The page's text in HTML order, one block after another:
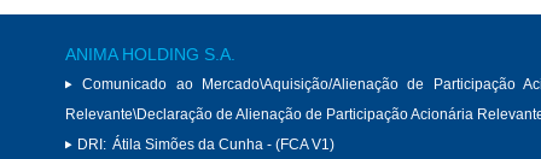
ANIMA HOLDING S.A.
Comunicado ao Mercado\Aquisição/Alienação de Participação
Relevante\Declaração de Alienação de Participação Acionária
DRI: Átila Simões da Cunha - (FCA V1)